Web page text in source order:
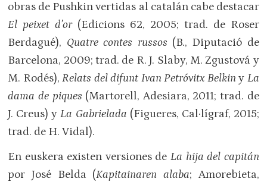
obras de Pushkin vertidas al catalán cabe destacar
El peixet d’or(Edicions 62, 2005; trad. de Roser
Berdagué), Quatre contes russos (B., Diputació de
Barcelona, 2009; trad. de R. J. Slaby, M. Zgustová y
M. Rodés),Relats del difunt Ivan Petróvitx Belkiny La
dama de piques (Martorell, Adesiara, 2011; trad. de
J. Creus) yLa Gabrielada (Figueres, Cal·lígraf, 2015;
trad. de H. Vidal).
En euskera existen versiones deLa hija del capitán
por José Belda (Kapitainaren alaba; Amorebieta,